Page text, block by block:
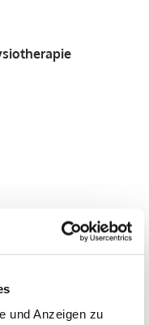
und Anzeigen zu